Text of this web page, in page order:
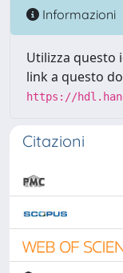
Informazioni
Utilizza questo
link a questo
https://
Citazioni